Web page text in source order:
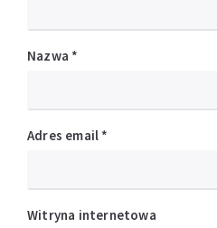
Nazwa *
Adres email *
Witryna internetowa